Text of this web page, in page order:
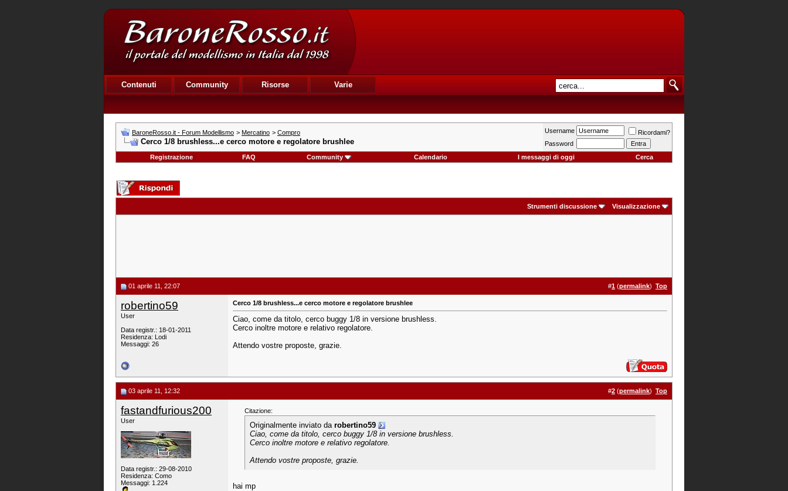
Contenuti Community Risorse Varie
BaroneRosso.it - Forum Modellismo > Mercatino > Compro
Cerco 1/8 brushless...e cerco motore e regolatore brushlee
Username
Ricordami?
Password
Registrazione
FAQ Community Calendario I messaggi di oggi Cerca
Strumenti discussione Visualizzazione
01 aprile 11, 22:07 #1 (permalink) Top
robertino59
User
Data registr.: 18-01-2011
Residenza: Lodi
Messaggi: 26
Cerco 1/8 brushless...e cerco motore e regolatore brushlee
Ciao, come da titolo, cerco buggy 1/8 in versione brushless.
Cerco inoltre motore e relativo regolatore.
Attendo vostre proposte, grazie.
03 aprile 11, 12:32 #2 (permalink) Top
fastandfurious200
User
Data registr.: 29-08-2010
Residenza: Como
Messaggi: 1.224
Citazione:
Originalmente inviato da robertino59
Ciao, come da titolo, cerco buggy 1/8 in versione brushless.
Cerco inoltre motore e relativo regolatore.
Attendo vostre proposte, grazie.
hai mp